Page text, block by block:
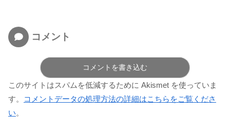
コメント
コメントを書き込む
このサイトはスパムを低減するために Akismet を使っていま
す。
コメントデータの処理方法の詳細はこちらをご覧くださ
い。